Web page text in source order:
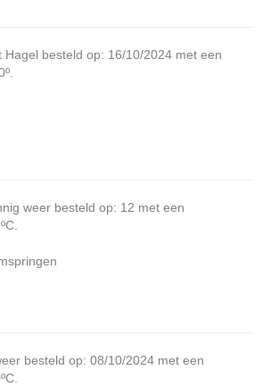
Hagel besteld op: 16/10/2024 met een
weer besteld op: 12 met een
besteld op: 08/10/2024 met een